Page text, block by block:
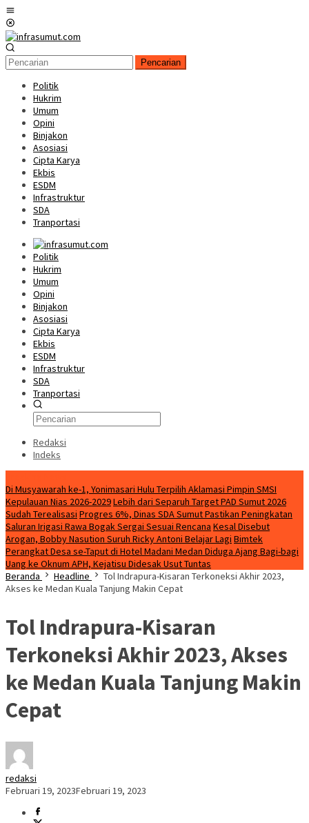
Loncat
ke
konten
Pencarian
Politik
Hukrim
Umum
Opini
Binjakon
Asosiasi
Cipta Karya
Ekbis
ESDM
Infrastruktur
SDA
Tranportasi
Politik
Hukrim
Umum
Opini
Binjakon
Asosiasi
Cipta Karya
Ekbis
ESDM
Infrastruktur
SDA
Tranportasi
Redaksi
Indeks
Di Musyawarah ke-1, Yonimasari Hulu Terpilih Aklamasi Pimpin SMSI
Kepulauan Nias 2026-2029Lebih dari Separuh Target PAD Sumut 2026
Sudah Terealisasi Progres 6%, Dinas SDA Sumut Pastikan Peningkatan
Saluran Irigasi Rawa Bogak Sergai Sesuai Rencana Kesal Disebut
Arogan, Bobby Nasution Suruh Ricky Antoni Belajar Lagi Bimtek
Perangkat Desa se-Taput di Hotel Madani Medan Diduga Ajang Bagi-bagi
Uang ke Oknum APH, Kejatisu Didesak Usut Tuntas
Beranda
Headline
Tol Indrapura-Kisaran Terkoneksi Akhir 2023,
Akses ke Medan Kuala Tanjung Makin Cepat
Tol Indrapura-Kisaran
Terkoneksi Akhir 2023, Akses
ke Medan Kuala Tanjung Makin
Cepat
redaksi
Februari 19, 2023Februari 19, 2023